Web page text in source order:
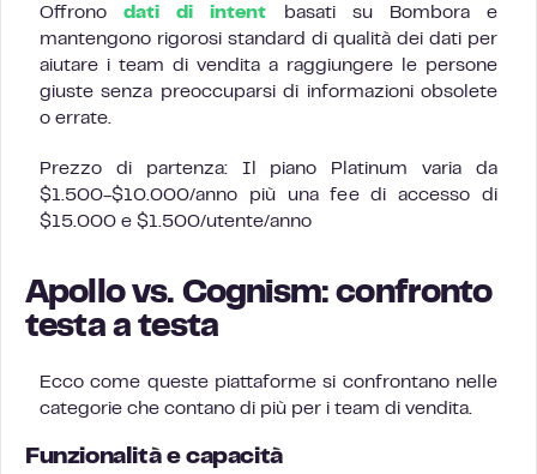
Offronodati di intent basati su Bombora e
mantengono rigorosi standard di qualità dei dati per
aiutare i team di vendita a raggiungere le persone
giuste senza preoccuparsi di informazioni obsolete
o errate.
Prezzo di partenza: Il piano Platinum varia da
$1.500-$10.000/anno più una fee di accesso di
$15.000 e $1.500/utente/anno
Apollo vs. Cognism: confronto
testa a testa
Ecco come queste piattaforme si confrontano nelle
categorie che contano di più per i team di vendita.
Funzionalità e capacità